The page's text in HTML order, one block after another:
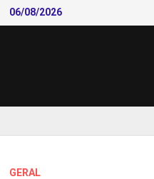
Skip
to
06/08/2026
GERAL